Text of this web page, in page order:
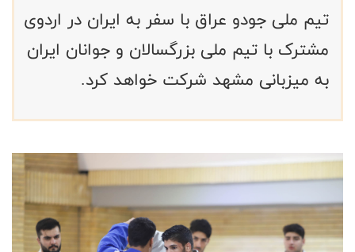
تیم ملی جودو عراق با سفر به ایران در اردوی
مشترک با تیم ملی بزرگسالان و جوانان ایران
به میزبانی مشهد شرکت خواهد کرد.